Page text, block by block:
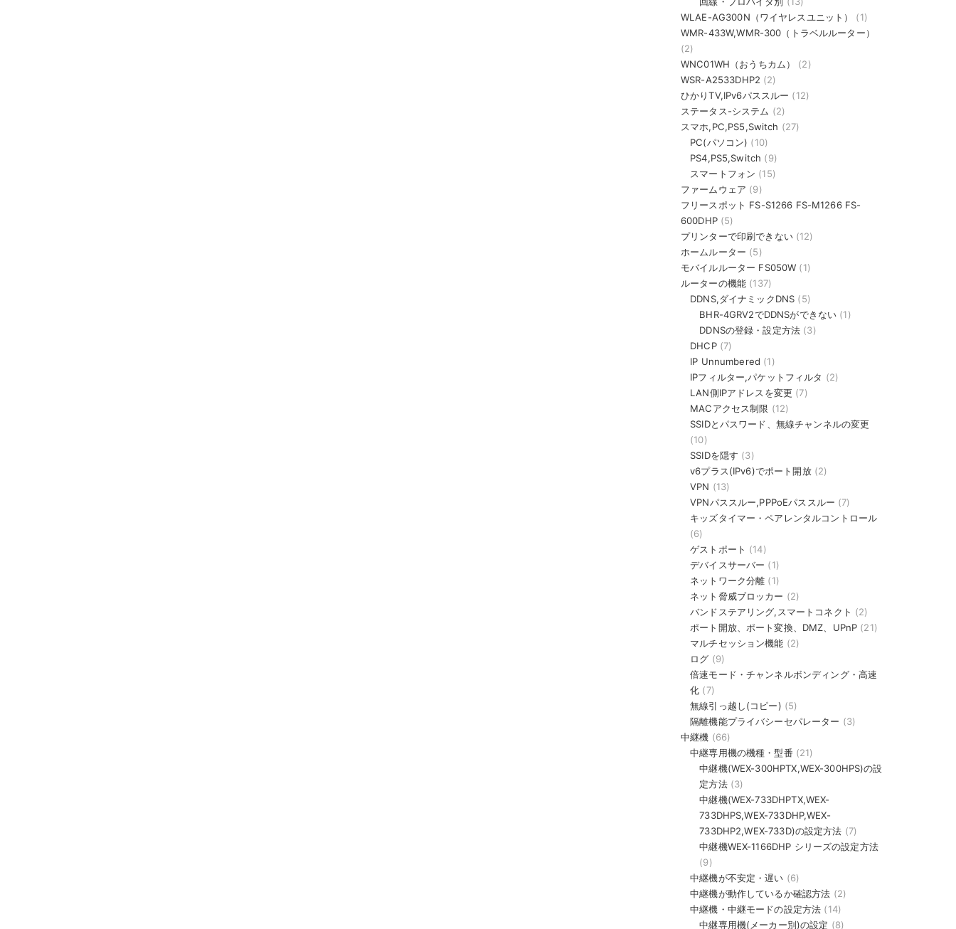
WLAE-AG300N（ワイヤレスユニット）
(1)
WMR-433W,WMR-300（トラベルルーター）
(2)
WNC01WH（おうちカム）
(2)
WSR-A2533DHP2 (2)
ひかりTV,IPv6パススルー (12)
ステータス-システム (2)
スマホ,PC,PS5,Switch (27)
PC(パソコン) (10)
PS4,PS5,Switch (9)
スマートフォン (15)
ファームウェア (9)
フリースポット FS-S1266 FS-M1266 FS-
600DHP(5)
プリンターで印刷できない(12)
ホームルーター (5)
モバイルルーター FS050W (1)
ルーターの機能 (137)
DDNS,ダイナミックDNS (5)
BHR-4GRV2でDDNSができない (1)
DDNSの登録・設定方法 (3)
DHCP(7)
IP Unnumbered (1)
IPフィルター,パケットフィルタ (2)
LAN側IPアドレスを変更 (7)
MACアクセス制限 (12)
SSIDとパスワード、無線チャンネルの変更
(10)
SSIDを隠す (3)
v6プラス(IPv6)でポート開放(2)
VPN (13)
VPNパススルー,PPPoEパススルー (7)
キッズタイマー・ペアレンタルコントロール
(6)
ゲストポート (14)
デバイスサーバー (1)
ネットワーク分離 (1)
ネット脅威ブロッカー (2)
バンドステアリング,スマートコネクト (2)
ポート開放、ポート変換、DMZ、UPnP (21)
マルチセッション機能 (2)
ログ (9)
倍速モード・チャンネルボンディング・高速
化 (7)
無線引っ越し(コピー) (5)
隔離機能プライバシーセパレーター (3)
中継機 (66)
中継専用機の機種・型番 (21)
中継機(WEX-300HPTX,WEX-300HPS)の設
定方法(3)
中継機(WEX-733DHPTX,WEX-
733DHPS,WEX-733DHP,WEX-
733DHP2,WEX-733D)の設定方法 (7)
中継機WEX-1166DHP シリーズの設定方法
(9)
中継機が不安定・遅い (6)
中継機が動作しているか確認方法 (2)
中継機・中継モードの設定方法 (14)
中継専用機(メーカー別)の設定 (8)